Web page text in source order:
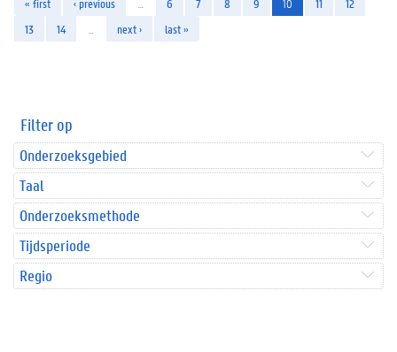
13
14 next › last »
Filter op
Onderzoeksgebied
Taal
Onderzoeksmethode
Tijdsperiode
Regio